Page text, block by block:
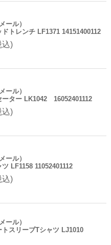
ール）
トレンチ LF1371 14151400112
込)
ール）
ーター LK1042 16052401112
込)
ール）
LF1158 11052401112
込)
ール）
トスリーブTシャツ LJ1010